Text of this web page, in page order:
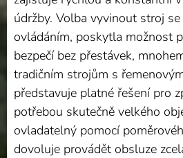
údržby. Volba vyvinout stroj
ovládáním, poskytla možnost
bezpečí bez přestávek,
tradičním strojům s
představuje platné řešení pro
potřebou skutečně velkého
ovladatelný pomocí
dovoluje provádět obsluze